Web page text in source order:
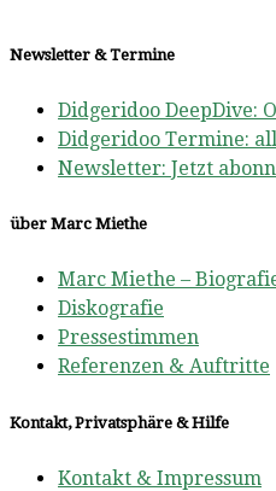
Newsletter & Termine
Didgeridoo DeepDive:
Didgeridoo Termine:
Newsletter: Jetzt
über Marc Miethe
Marc Miethe –
Diskografie
Pressestimmen
Referenzen & Auftritte
Kontakt, Privatsphäre & Hilfe
Kontakt & Impressum